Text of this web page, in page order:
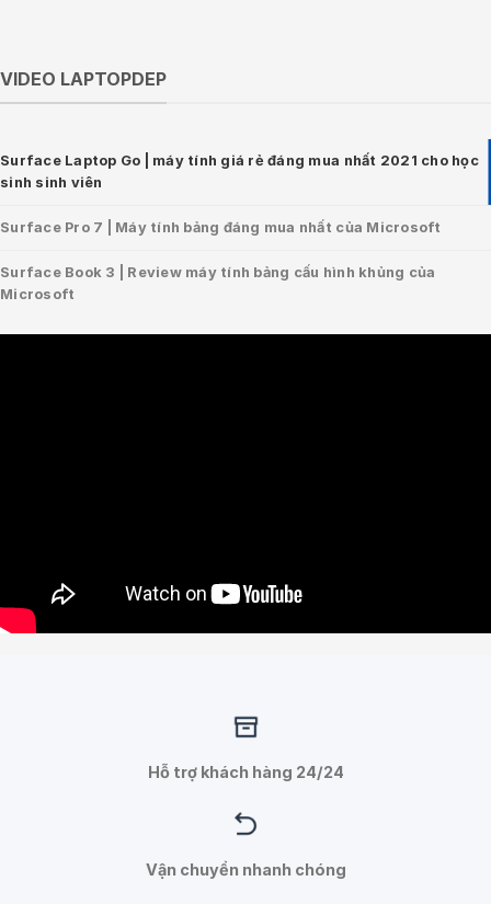
VIDEO LAPTOPDEP
Surface Laptop Go | máy tính giá rẻ đáng mua nhất 2021 cho học
sinh sinh viên
Surface Pro 7 | Máy tính bảng đáng mua nhất của Microsoft
Surface Book 3 | Review máy tính bảng cấu hình khủng của
Microsoft
Hỗ trợ khách hàng 24/24
Vận chuyển nhanh chóng